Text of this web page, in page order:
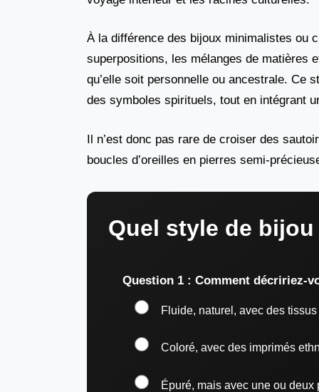
À la différence des bijoux minimalistes ou
superpositions, les mélanges de matières
qu’elle soit personnelle ou ancestrale. Ce
des symboles spirituels, tout en intégrant
Il n’est donc pas rare de croiser des
boucles d’oreilles en pierres semi-
Quel style de
Question 1 : Comment décririez-
Fluide, naturel, avec des
Coloré, avec des imprimés
Épuré, mais avec une ou deux